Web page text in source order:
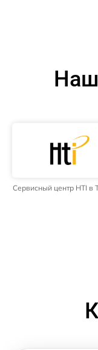
Сервисный центр HTI в